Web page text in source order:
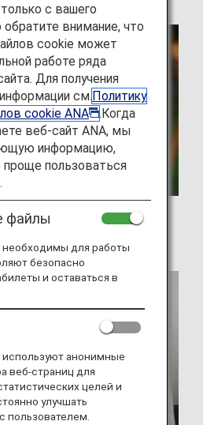
с вашего
обратите внимание, что
cookie может
работе ряда
Для получения
см.Политику
cookie ANA
.Когда
веб-сайт ANA, мы
информацию,
пользоваться
файлы
для работы
безопасно
и оставаться в
анонимные
веб-страниц для
целей и
улучшать
пользователем.